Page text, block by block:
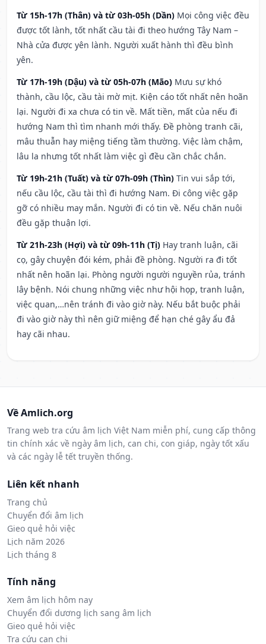
Từ 15h-17h (Thân) và từ 03h-05h (Dần) Mọi công việc đều
được tốt lành, tốt nhất cầu tài đi theo hướng Tây Nam –
Nhà cửa được yên lành. Người xuất hành thì đều bình
yên.
Từ 17h-19h (Dậu) và từ 05h-07h (Mão) Mưu sự khó
thành, cầu lộc, cầu tài mờ mịt. Kiện cáo tốt nhất nên hoãn
lại. Người đi xa chưa có tin về. Mất tiền, mất của nếu đi
hướng Nam thì tìm nhanh mới thấy. Đề phòng tranh cãi,
mâu thuẫn hay miệng tiếng tầm thường. Việc làm chậm,
lâu la nhưng tốt nhất làm việc gì đều cần chắc chắn.
Từ 19h-21h (Tuất) và từ 07h-09h (Thìn) Tin vui sắp tới,
nếu cầu lộc, cầu tài thì đi hướng Nam. Đi công việc gặp
gỡ có nhiều may mắn. Người đi có tin về. Nếu chăn nuôi
đều gặp thuận lợi.
Từ 21h-23h (Hợi) và từ 09h-11h (Tị) Hay tranh luận, cãi
cọ, gây chuyện đói kém, phải đề phòng. Người ra đi tốt
nhất nên hoãn lại. Phòng người người nguyền rủa, tránh
lây bệnh. Nói chung những việc như hội họp, tranh luận,
việc quan,…nên tránh đi vào giờ này. Nếu bắt buộc phải
đi vào giờ này thì nên giữ miệng để hạn ché gây ẩu đả
hay cãi nhau.
Về Amlich.org
Trang web tra cứu âm lịch Việt Nam miễn phí, cung cấp thông
tin chính xác về ngày âm lịch, can chi, con giáp, ngày tốt xấu
và các ngày lễ tết truyền thống.
Liên kết nhanh
Trang chủ
Chuyển đổi âm lịch
Gieo quẻ hỏi việc
Lịch năm 2026
Lịch tháng 8
Tính năng
Xem âm lịch hôm nay
Chuyển đổi dương lịch sang âm lịch
Gieo quẻ hỏi việc
Tra cứu can chi